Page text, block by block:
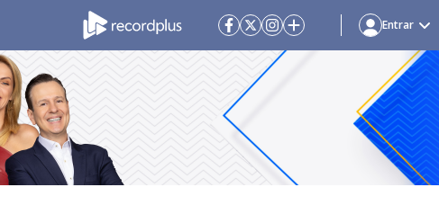
Entrar